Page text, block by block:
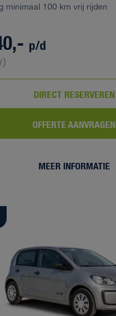
minimaal 100 km vrij rijden
p/d
DIRECT RESERVEREN
OFFERTE AANVRAGEN
MEER INFORMATIE